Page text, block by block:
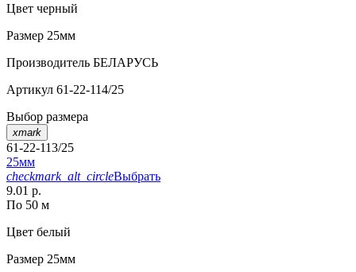
Цвет черный
Размер 25мм
Производитель БЕЛАРУСЬ
Артикул 61-22-114/25
Выбор размера
xmark
61-22-113/25
25мм
checkmark_alt_circleВыбрать
9.01 р.
По 50 м
Цвет белый
Размер 25мм